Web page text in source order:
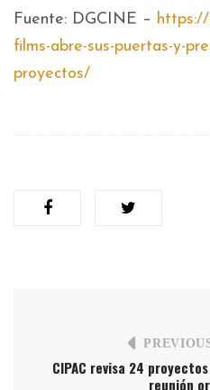
Fuente: DGCINE –
films-abre-sus-puertas-y-
proyectos/
CIPAC revisa 24
reunión